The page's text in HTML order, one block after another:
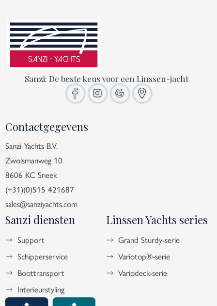
Sanzi: De beste keus voor een Linssen-jacht
Contactgegevens
Sanzi Yachts B.V.
Zwolsmanweg 10
8606 KC Sneek
(+31)(0)515 421687
sales@sanziyachts.com
Sanzi diensten
Support
Schipperservice
Boottransport
Interieurstyling
Linssen Yachts series
Grand Sturdy-serie
Variotop®-serie
Variodeck-serie